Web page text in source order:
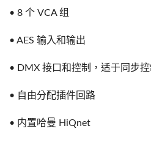
• 8 个 VCA 组
• AES 输入和输出
• DMX 接口和控制，适于同步
• 自由分配插件回路
• 内置哈曼 HiQnet